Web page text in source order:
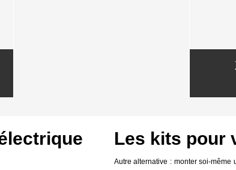
Les kits pour
Autre alternative : monter soi-même